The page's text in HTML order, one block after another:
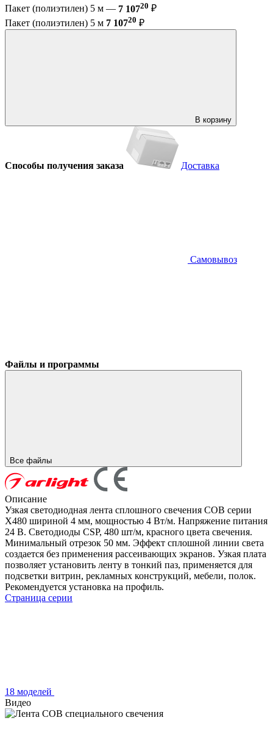
Пакет (полиэтилен) 5 м — 7 10720 ₽
Пакет (полиэтилен) 5 м 7 10720 ₽
В корзину
Способы получения заказа Доставка
Самовывоз
Файлы и программы
Все файлы
Описание
Узкая светодиодная лента сплошного свечения COB серии
X480 шириной 4 мм, мощностью 4 Вт/м. Напряжение питания
24 В. Светодиоды CSP, 480 шт/м, красного цвета свечения.
Минимальный отрезок 50 мм. Эффект сплошной линии света
создается без применения рассеивающих экранов. Узкая плата
позволяет установить ленту в тонкий паз, применяется для
подсветки витрин, рекламных конструкций, мебели, полок.
Рекомендуется установка на профиль.
Страница серии
18 моделей
Видео